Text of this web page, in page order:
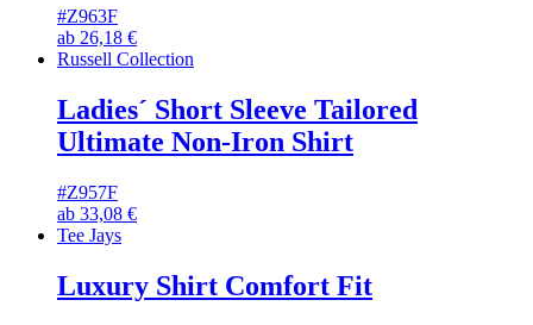
#Z963F
ab 26,18 €
Russell Collection
Ladies´ Short Sleeve Tailored
Ultimate Non-Iron Shirt
#Z957F
ab 33,08 €
Tee Jays
Luxury Shirt Comfort Fit